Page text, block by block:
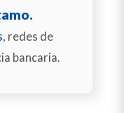
, redes de
bancaria.